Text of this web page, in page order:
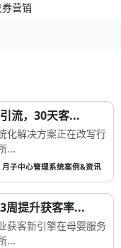
营销
流，30天客...
化解决方案正在改写行
...
月子中心管理系统案例&资讯
周提升获客率...
获客新引擎在母婴服务
...